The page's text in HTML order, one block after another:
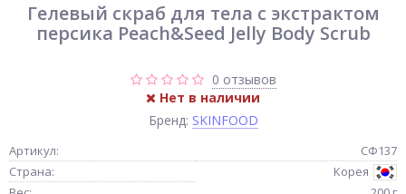
Гелевый скраб для тела с экстрактом
персика Peach&Seed Jelly Body Scrub
0 отзывов
Нет в наличии
Бренд: SKINFOOD
Артикул:
СФ137
Страна:
Корея